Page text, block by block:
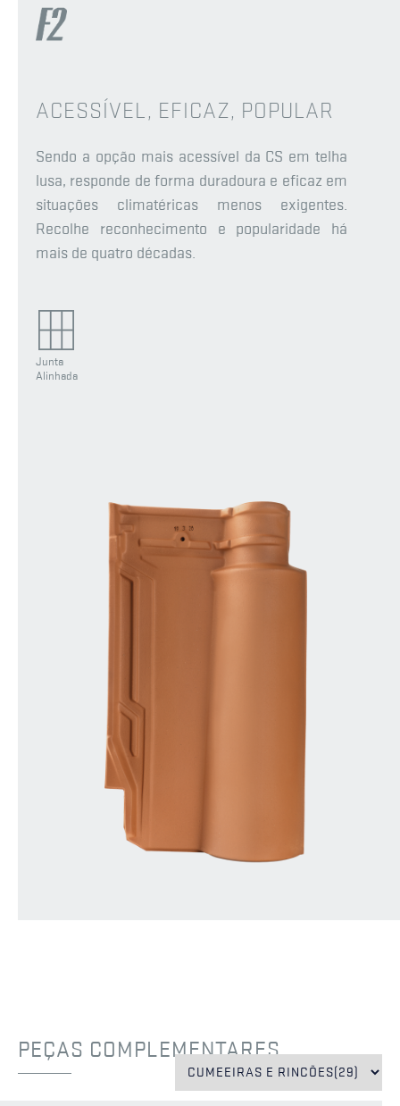
ACESSÍVEL, EFICAZ, POPULAR
Sendo a opção mais acessível da CS em telha
lusa, responde de forma duradoura e eficaz em
situações climatéricas menos exigentes.
Recolhe reconhecimento e popularidade há
mais de quatro décadas.
Junta
Alinhada
PEÇAS COMPLEMENTARES